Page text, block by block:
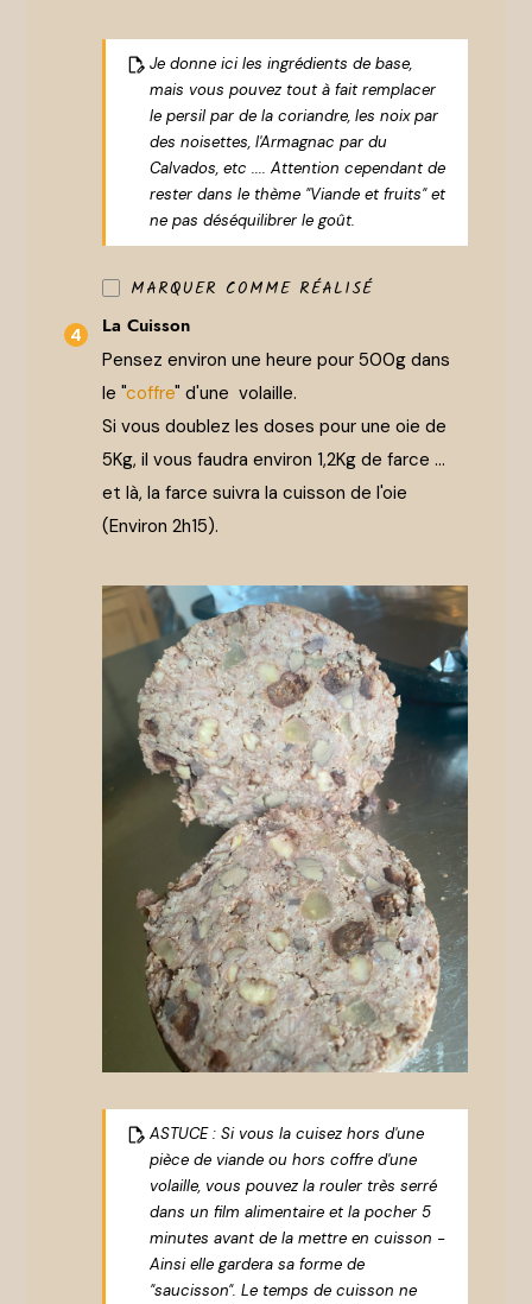
Je donne ici les ingrédients de base,
mais vous pouvez tout à fait remplacer
le persil par de la coriandre, les noix par
des noisettes, l'Armagnac par du
Calvados, etc .... Attention cependant de
rester dans le thème "Viande et fruits" et
ne pas déséquilibrer le goût.
MARQUER COMME RÉALISÉ
La Cuisson
Pensez environ une heure pour 500g dans
le "coffre" d'une volaille.
Si vous doublez les doses pour une oie de
5Kg, il vous faudra environ 1,2Kg de farce ...
et là, la farce suivra la cuisson de l'oie
(Environ 2h15).
ASTUCE : Si vous la cuisez hors d'une
pièce de viande ou hors coffre d'une
volaille, vous pouvez la rouler très serré
dans un film alimentaire et la pocher 5
minutes avant de la mettre en cuisson -
Ainsi elle gardera sa forme de
"saucisson". Le temps de cuisson ne